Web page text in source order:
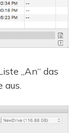
„An“ das
aus.